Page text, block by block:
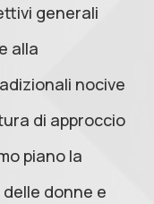
generali
alla
nocive
di approccio
piano la
donne e